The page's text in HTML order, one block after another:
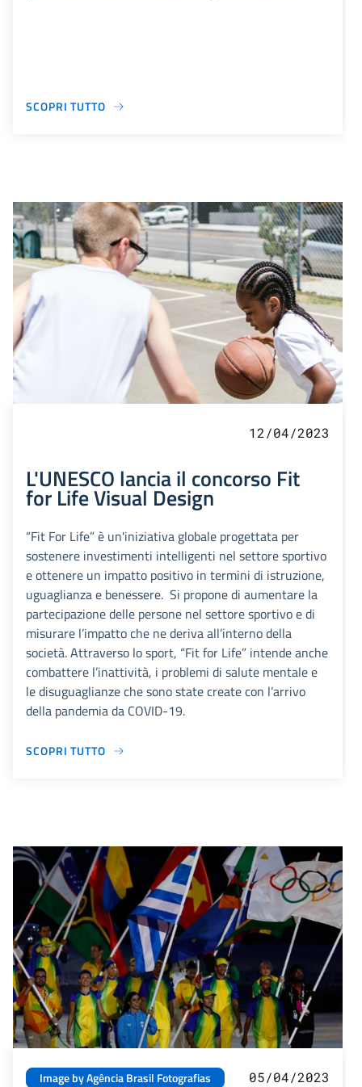
SCOPRI TUTTO
12/04/2023
L'UNESCO lancia il concorso Fit
for Life Visual Design
“Fit For Life” è un'iniziativa globale progettata per
sostenere investimenti intelligenti nel settore sportivo
e ottenere un impatto positivo in termini di istruzione,
uguaglianza e benessere. Si propone di aumentare la
partecipazione delle persone nel settore sportivo e di
misurare l’impatto che ne deriva all’interno della
società. Attraverso lo sport, “Fit for Life” intende anche
combattere l’inattività, i problemi di salute mentale e
le disuguaglianze che sono state create con l’arrivo
della pandemia da COVID-19.
SCOPRI TUTTO
Image by Agência Brasil Fotografias 05/04/2023